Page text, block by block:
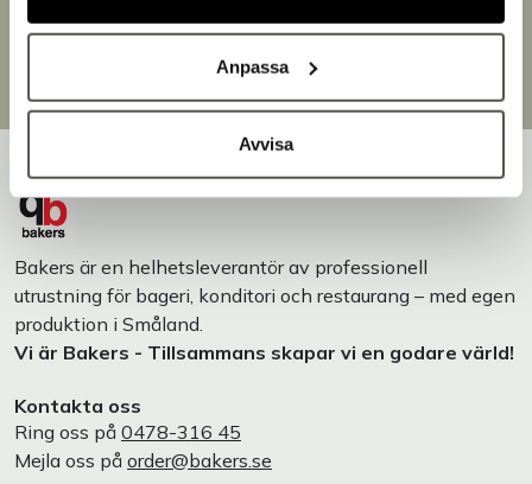
Anpassa
Avvisa
Över 30 000 produkter
Bakers är en helhetsleverantör av professionell
utrustning för bageri, konditori och restaurang – med egen
produktion i Småland.
Vi är Bakers - Tillsammans skapar vi en godare värld!
Kontakta oss
Ring oss på 0478-316 45
Mejla oss på order@bakers.se